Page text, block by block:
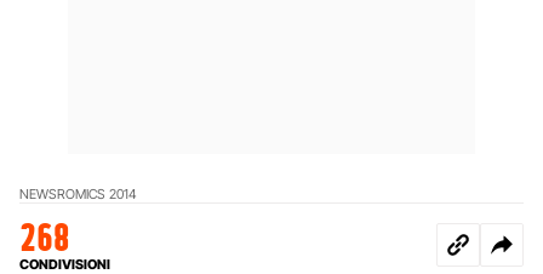
NEWSROMICS 2014
268
CONDIVISIONI